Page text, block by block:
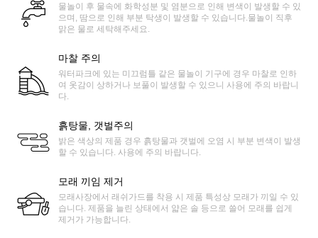
물놀이 후 물속에 화학성분 및 염분으로 인해 변색이 발생할 수 있
으며, 땀으로 인해 부분 탁생이 발생할 수 있습니다.물놀이 직후
맑은 물로 세탁해주세요.
마찰 주의
워터파크에 있는 미끄럼틀 같은 물놀이 기구에 경우 마찰로 인하
여 옷감이 상하거나 보풀이 발생할 수 있으니 사용에 주의 바랍니
다.
흙탕물, 갯벌주의
밝은 색상의 제품 경우 흙탕물과 갯벌에 오염 시 부분 변색이 발생
할 수 있습니다. 사용에 주의 바랍니다.
모래 끼임 제거
모래사장에서 래쉬가드를 착용 시 제품 특성상 모래가 끼일 수 있
습니다. 제품을 늘린 상태에서 얇은 솔 등으로 쓸어 모래를 쉽게
제거가 가능합니다.